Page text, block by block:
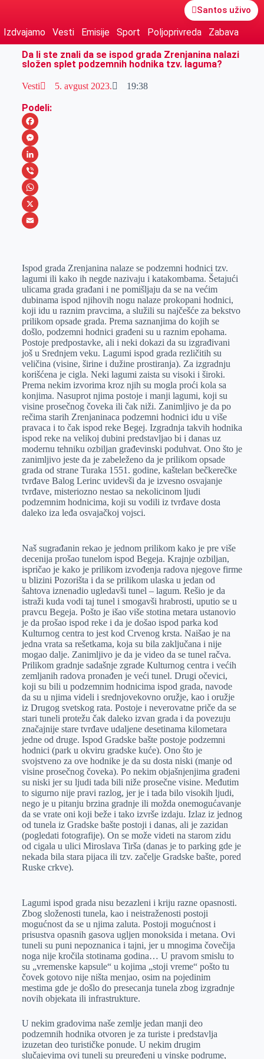
Santos uživo
Izdvajamo Vesti Emisije Sport Poljoprivreda
Zabava
Da li ste znali da se ispod grada Zrenjanina nalazi
složen splet podzemnih hodnika tzv. laguma?
Vesti 5. avgust 2023. 19:38
Podeli:
F
a
c
e
b
o
M
e
s
s
e
e
r
L
i
n
k
I
n
V
i
b
W
h
s
A
p
p
X
a
i
l
Ispod grada Zrenjanina nalaze se podzemni hodnici tzv.
lagumi ili kako ih negde nazivaju i katakombama. Šetajući
ulicama grada građani i ne pomišljaju da se na većim
dubinama ispod njihovih nogu nalaze prokopani hodnici,
koji idu u raznim pravcima, a služili su najčešće za bekstvo
prilikom opsade grada. Prema saznanjima do kojih se
došlo, podzemni hodnici građeni su u raznim epohama.
Postoje predpostavke, ali i neki dokazi da su izgrađivani
još u Srednjem veku. Lagumi ispod grada rezličitih su
veličina (visine, širine i dužine prostiranja). Za izgradnju
korišćena je cigla. Neki lagumi zaista su visoki i široki.
Prema nekim izvorima kroz njih su mogla proći kola sa
konjima. Nasuprot njima postoje i manji lagumi, koji su
visine prosečnog čoveka ili čak niži. Zanimljivo je da po
rečima starih Zrenjaninaca podzemni hodnici idu u više
pravaca i to čak ispod reke Begej. Izgradnja takvih hodnika
ispod reke na velikoj dubini predstavljao bi i danas uz
modernu tehniku ozbiljan građevinski poduhvat. Ono što je
zanimljivo jeste da je zabeleženo da je prilikom opsade
grada od strane Turaka 1551. godine, kaštelan bečkerečke
tvrđave Balog Lerinc uvidevši da je izvesno osvajanje
tvrđave, misteriozno nestao sa nekolicinom ljudi
podzemnim hodnicima, koji su vodili iz tvrđave dosta
daleko iza leđa osvajačkoj vojsci.
Naš sugrađanin rekao je jednom prilikom kako je pre više
decenija prošao tunelom ispod Begeja. Krajnje ozbiljan,
ispričao je kako je prilikom izvođenja radova njegove firme
u blizini Pozorišta i da se prilikom ulaska u jedan od
šahtova iznenadio ugledavši tunel – lagum. Rešio je da
istraži kuda vodi taj tunel i smogavši hrabrosti, uputio se u
pravcu Begeja. Pošto je išao više stotina metara ustanovio
je da prošao ispod reke i da je došao ispod parka kod
Кulturnog centra to jest kod Crvenog krsta. Naišao je na
jedna vrata sa rešetkama, koja su bila zaključana i nije
mogao dalje. Zanimljivo je da je video da se tunel račva.
Prilikom gradnje sadašnje zgrade Кulturnog centra i većih
zemljanih radova pronađen je veći tunel. Drugi očevici,
koji su bili u podzemnim hodnicima ispod grada, navode
da su u njima videli i srednjovekovno oružje, kao i oružje
iz Drugog svetskog rata. Postoje i neverovatne priče da se
stari tuneli protežu čak daleko izvan grada i da povezuju
značajnije stare tvrđave udaljene desetinama kilometara
jedne od druge. Ispod Gradske bašte postoje podzemni
hodnici (park u okviru gradske kuće). Ono što je
svojstveno za ove hodnike je da su dosta niski (manje od
visine prosečnog čoveka). Po nekim objašnjenjima građeni
su niski jer su ljudi tada bili niže prosečne visine. Međutim
to sigurno nije pravi razlog, jer je i tada bilo visokih ljudi,
nego je u pitanju brzina gradnje ili možda onemogućavanje
da se vrate oni koji beže i tako izvrše izdaju. Izlaz iz jednog
od tunela iz Gradske bašte postoji i danas, ali je zazidan
(pogledati fotografije). On se može videti na starom zidu
od cigala u ulici Miroslava Tirša (danas je to parking gde je
nekada bila stara pijaca ili tzv. začelje Gradske bašte, pored
Ruske crkve).
Lagumi ispod grada nisu bezazleni i kriju razne opasnosti.
Zbog složenosti tunela, kao i neistraženosti postoji
mogućnost da se u njima zaluta. Postoji mogućnost i
prisustva opasnih gasova ugljen monoksida i metana. Ovi
tuneli su puni nepoznanica i tajni, jer u mnogima čovečija
noga nije kročila stotinama godina… U pravom smislu to
su „vremenske kapsule“ u kojima „stoji vreme“ pošto tu
čovek gotovo nije ništa menjao, osim na pojedinim
mestima gde je došlo do presecanja tunela zbog izgradnje
novih objekata ili infrastrukture.
U nekim gradovima naše zemlje jedan manji deo
podzemnih hodnika otvoren je za turiste i predstavlja
izuzetan deo turističke ponude. U nekim drugim
slučajevima ovi tuneli su preuređeni u vinske podrume,